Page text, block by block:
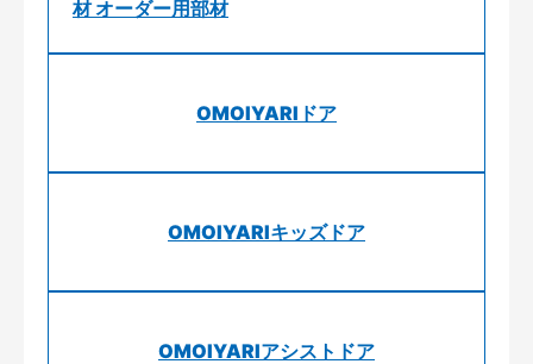
材 オーダー用部材
OMOIYARIドア
OMOIYARIキッズドア
OMOIYARIアシストドア